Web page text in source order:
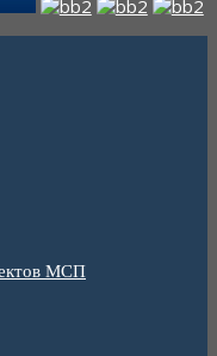
МСП